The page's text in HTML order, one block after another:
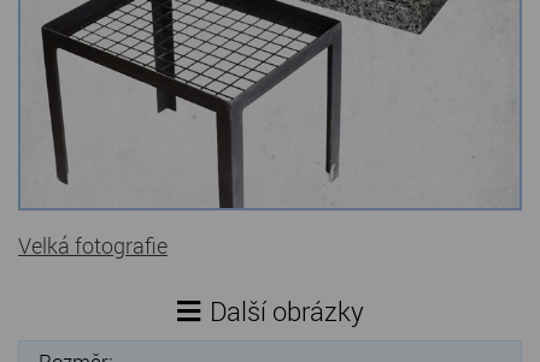
Zvířecí náhrobky a pomníčky
Kamenné stoly, konferenční stolky
Barevné kamenné drti
Štípané kamenné obklady
Dárkové předměty z přírodního kamene
Gabiony, gabionový kámen
Údržba a čištění kamene
Velká fotografie
Další obrázky